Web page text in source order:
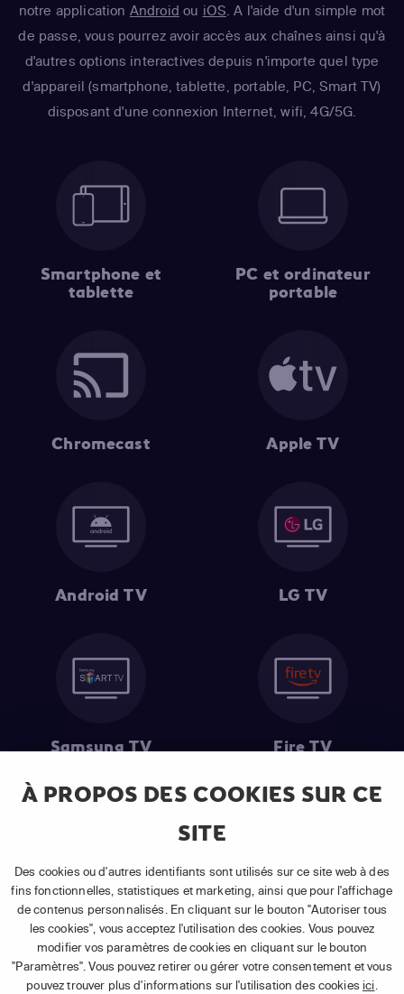
À PROPOS DES COOKIES SUR CE
SITE
Des cookies ou d'autres identifiants sont utilisés sur ce site web à des
fins fonctionnelles, statistiques et marketing, ainsi que pour l'affichage
de contenus personnalisés. En cliquant sur le bouton "Autoriser tous
les cookies", vous acceptez l'utilisation des cookies. Vous pouvez
modifier vos paramètres de cookies en cliquant sur le bouton
"Paramètres". Vous pouvez retirer ou gérer votre consentement et vous
pouvez trouver plus d'informations sur l'utilisation des cookies ici
notre application Android ou iOS . A l'aide d'un simple mot
de passe, vous pourrez avoir accès aux chaînes ainsi qu'à
d'autres options interactives depuis n'importe quel type
d'appareil (smartphone, tablette, portable, PC, Smart TV)
disposant d'une connexion Internet, wifi, 4G/5G.
Smartphone et
tablette
PC et ordinateur
portable
Chromecast Apple TV
Android TV LG TV
Samsung TV Fire TV
souscription à un abonnement APP TV Basic.
(2) Prix de l'abonnement : TVA comprise, hors promotion, hors frais
uniques d'activation, hors frais de matériel et hors frais d'installation.
(3) Restart & Replay:Voir toutes les chaînes disposant de cette
fonctionnalité.